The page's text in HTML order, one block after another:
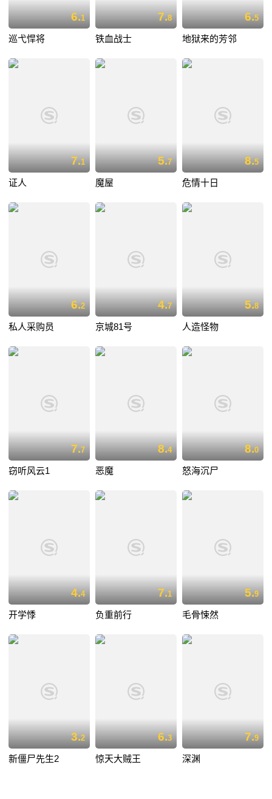
6.1
巡弋悍将
7.8
铁血战士
6.5
地狱来的芳邻
7.1
证人
5.7
魔屋
8.5
危情十日
6.2
私人采购员
4.7
京城81号
5.8
人造怪物
7.7
窃听风云1
8.4
恶魔
8.0
怒海沉尸
4.4
开学悸
7.1
负重前行
5.9
毛骨悚然
3.2
新僵尸先生2
6.3
惊天大贼王
7.9
深渊